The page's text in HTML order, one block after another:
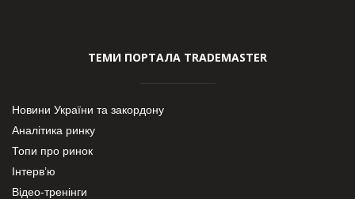
ТЕМИ ПОРТАЛА TRADEMASTER
Новини України та закордону
Аналітика ринку
Топи про ринок
Інтерв’ю
Відео-тренінги